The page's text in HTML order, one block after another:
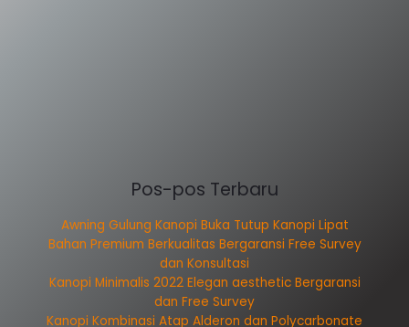
Pos-pos Terbaru
Awning Gulung Kanopi Buka Tutup Kanopi Lipat
Bahan Premium Berkualitas Bergaransi Free Survey
dan Konsultasi
Kanopi Minimalis 2022 Elegan aesthetic Bergaransi
dan Free Survey
Kanopi Kombinasi Atap Alderon dan Polycarbonate